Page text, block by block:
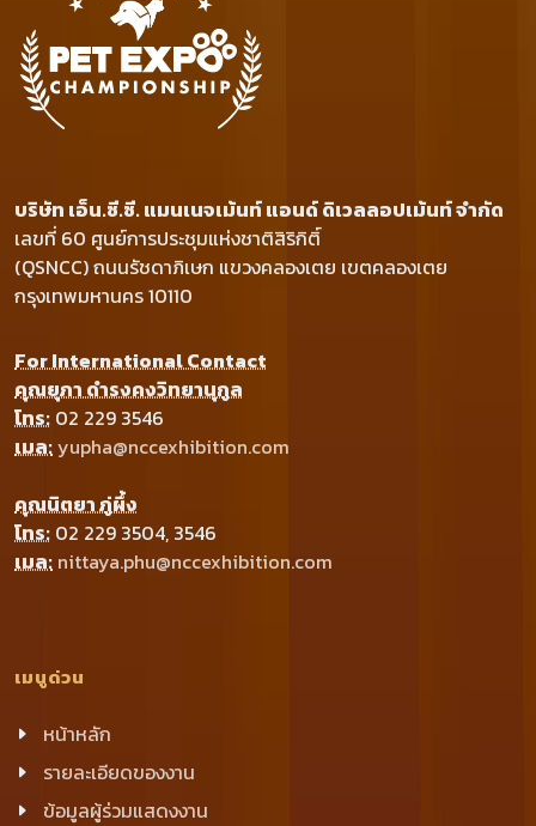
บริษัท เอ็น.ซี.ซี. แมนเนจเม้นท์ แอนด์ ดิเวลลอปเม้นท์ จำกัด
เลขที่ 60 ศูนย์การประชุมแห่งชาติสิริกิติ์
(QSNCC) ถนนรัชดาภิเษก แขวงคลองเตย เขตคลองเตย
กรุงเทพมหานคร 10110
For International Contact
คุณยุภา ดำรงคงวิทยานุกูล
โทร: 02 229 3546
เมล:yupha@nccexhibition.com
คุณนิตยา ภู่ผึ้ง
โทร: 02 229 3504, 3546
เมล: nittaya.phu@nccexhibition.com
เมนูด่วน
หน้าหลัก
รายละเอียดของงาน
ข้อมูลผู้ร่วมแสดงงาน